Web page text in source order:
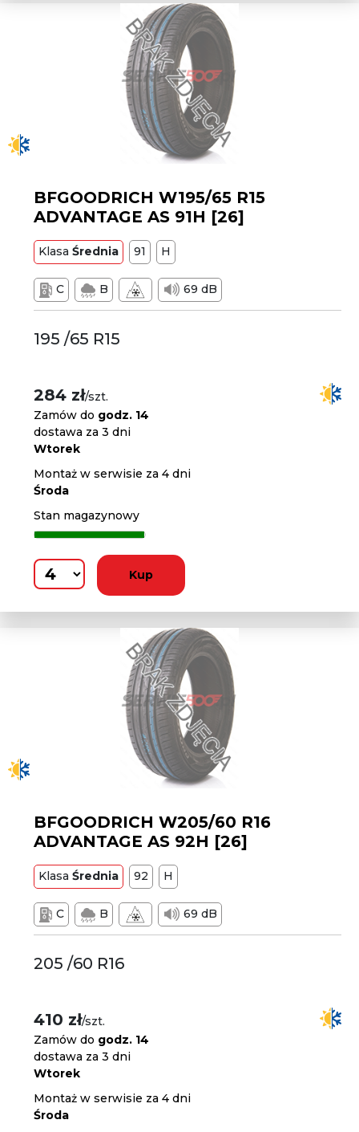
BFGOODRICH W195/65 R15
ADVANTAGE AS 91H [26]
KlasaŚrednia 91 H
C B 69 dB
195 /65 R15
284 zł/szt.
Zamów do godz. 14
dostawa za 3 dni
Wtorek
Montaż w serwisie za 4 dni
Środa
Stan magazynowy
Kup
BFGOODRICH W205/60 R16
ADVANTAGE AS 92H [26]
KlasaŚrednia 92 H
C B 69 dB
205 /60 R16
410 zł/szt.
Zamów do godz. 14
dostawa za 3 dni
Wtorek
Montaż w serwisie za 4 dni
Środa